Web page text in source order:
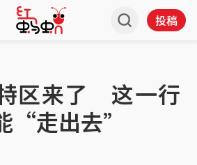
投稿
区来了 这一行
“走出去”